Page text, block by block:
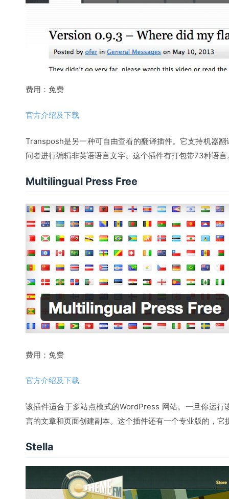
费用：免费
官方介绍及下载
Transposh是另一种可自由查看的翻译插件。它支持机器翻
问者进行编辑非英语语言文字。 这个插件有打包带73种语言
Multilingual Press Free
费用：免费
官方介绍及下载
该插件适合于多站点模式的WordPress 网站。一旦你运行
言的文章和页面创建副本。这个插件还有一个专业版的，它
Stella